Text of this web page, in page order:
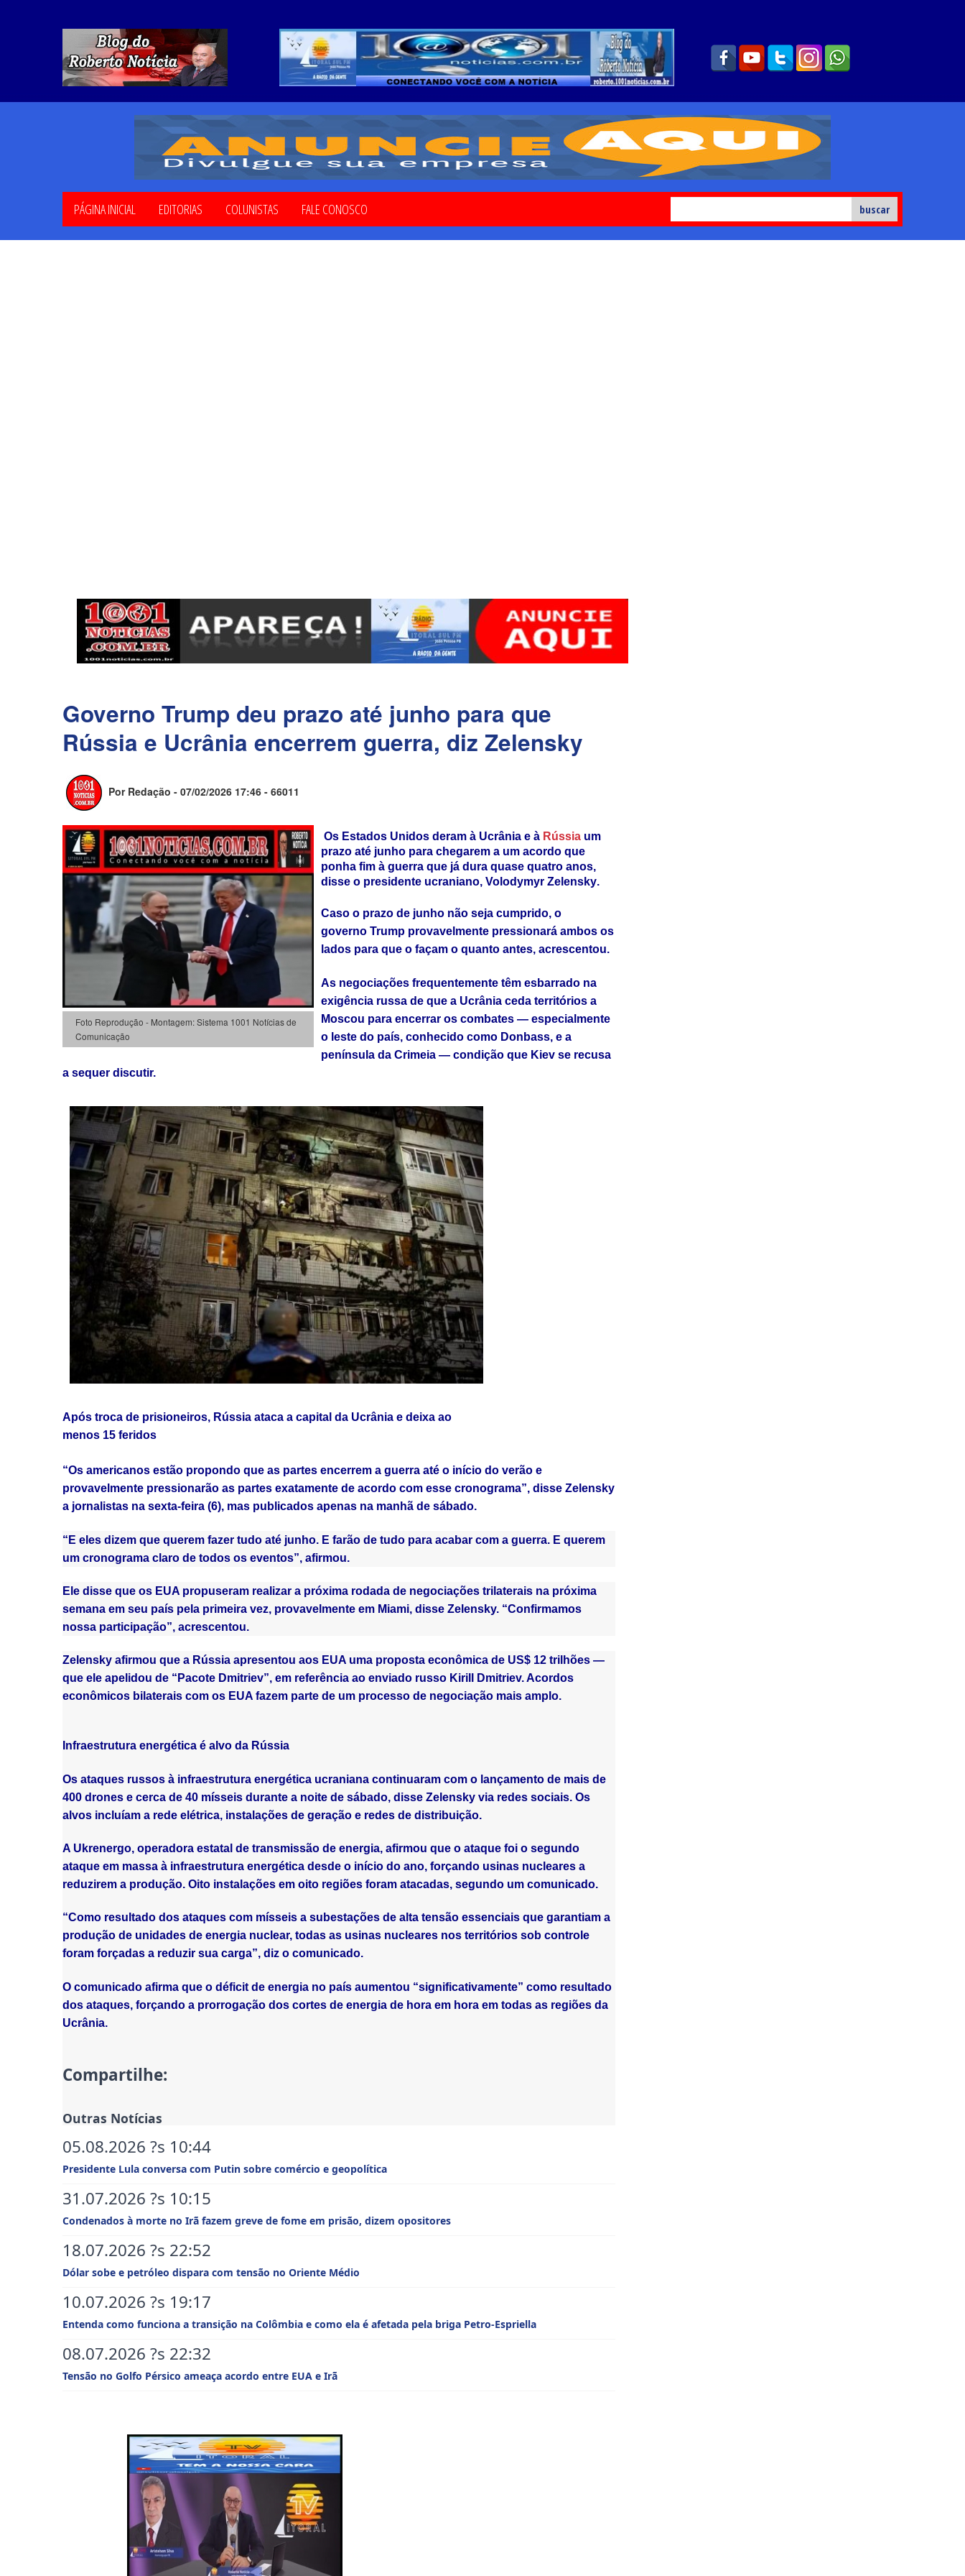
PÁGINA INICIAL EDITORIAS COLUNISTAS FALE CONOSCO
Governo Trump deu prazo até junho para que
Rússia e Ucrânia encerrem guerra, diz Zelensky
Por Redação - 07/02/2026 17:46 - 66011
Foto Reprodução - Montagem: Sistema 1001 Notícias de
Comunicação
Os Estados Unidos deram à Ucrânia e à Rússia um
prazo até junho para chegarem a um acordo que
ponha fim à guerra que já dura quase quatro anos,
disse o presidente ucraniano, Volodymyr Zelensky.
Caso o prazo de junho não seja cumprido, o
governo Trump provavelmente pressionará ambos os
lados para que o façam o quanto antes, acrescentou.
As negociações frequentemente têm esbarrado na
exigência russa de que a Ucrânia ceda territórios a
Moscou para encerrar os combates — especialmente
o leste do país, conhecido como Donbass, e a
península da Crimeia — condição que Kiev se recusa
a sequer discutir.
Após troca de prisioneiros, Rússia ataca a capital da Ucrânia e deixa ao
menos 15 feridos
“Os americanos estão propondo que as partes encerrem a guerra até o início do verão e
provavelmente pressionarão as partes exatamente de acordo com esse cronograma”, disse Zelensky
a jornalistas na sexta-feira (6), mas publicados apenas na manhã de sábado.
“E eles dizem que querem fazer tudo até junho. E farão de tudo para acabar com a guerra. E querem
um cronograma claro de todos os eventos”, afirmou.
Ele disse que os EUA propuseram realizar a próxima rodada de negociações trilaterais na próxima
semana em seu país pela primeira vez, provavelmente em Miami, disse Zelensky. “Confirmamos
nossa participação”, acrescentou.
Zelensky afirmou que a Rússia apresentou aos EUA uma proposta econômica de US$ 12 trilhões —
que ele apelidou de “Pacote Dmitriev”, em referência ao enviado russo Kirill Dmitriev. Acordos
econômicos bilaterais com os EUA fazem parte de um processo de negociação mais amplo.
Infraestrutura energética é alvo da Rússia
Os ataques russos à infraestrutura energética ucraniana continuaram com o lançamento de mais de
400 drones e cerca de 40 mísseis durante a noite de sábado, disse Zelensky via redes sociais. Os
alvos incluíam a rede elétrica, instalações de geração e redes de distribuição.
A Ukrenergo, operadora estatal de transmissão de energia, afirmou que o ataque foi o segundo
ataque em massa à infraestrutura energética desde o início do ano, forçando usinas nucleares a
reduzirem a produção. Oito instalações em oito regiões foram atacadas, segundo um comunicado.
“Como resultado dos ataques com mísseis a subestações de alta tensão essenciais que garantiam a
produção de unidades de energia nuclear, todas as usinas nucleares nos territórios sob controle
foram forçadas a reduzir sua carga”, diz o comunicado.
O comunicado afirma que o déficit de energia no país aumentou “significativamente” como resultado
dos ataques, forçando a prorrogação dos cortes de energia de hora em hora em todas as regiões da
Ucrânia.
Compartilhe:
Outras Notícias
05.08.2026 ?s 10:44
Presidente Lula conversa com Putin sobre comércio e geopolítica
31.07.2026 ?s 10:15
Condenados à morte no Irã fazem greve de fome em prisão, dizem opositores
18.07.2026 ?s 22:52
Dólar sobe e petróleo dispara com tensão no Oriente Médio
10.07.2026 ?s 19:17
Entenda como funciona a transição na Colômbia e como ela é afetada pela briga Petro-Espriella
08.07.2026 ?s 22:32
Tensão no Golfo Pérsico ameaça acordo entre EUA e Irã